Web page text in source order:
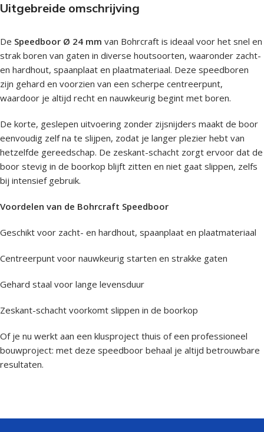
Uitgebreide omschrijving
De Speedboor Ø 24 mm van Bohrcraft is ideaal voor het snel en
strak boren van gaten in diverse houtsoorten, waaronder zacht-
en hardhout, spaanplaat en plaatmateriaal. Deze speedboren
zijn gehard en voorzien van een scherpe centreerpunt,
waardoor je altijd recht en nauwkeurig begint met boren.
De korte, geslepen uitvoering zonder zijsnijders maakt de boor
eenvoudig zelf na te slijpen, zodat je langer plezier hebt van
hetzelfde gereedschap. De zeskant-schacht zorgt ervoor dat de
boor stevig in de boorkop blijft zitten en niet gaat slippen, zelfs
bij intensief gebruik.
Voordelen van de Bohrcraft Speedboor
Geschikt voor zacht- en hardhout, spaanplaat en plaatmateriaal
Centreerpunt voor nauwkeurig starten en strakke gaten
Gehard staal voor lange levensduur
Zeskant-schacht voorkomt slippen in de boorkop
Of je nu werkt aan een klusproject thuis of een professioneel
bouwproject: met deze speedboor behaal je altijd betrouwbare
resultaten.